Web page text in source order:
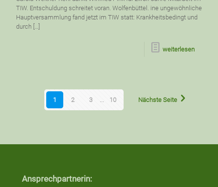
TIW. Entschuldung schreitet voran. Wolfenbüttel. ine ungewöhnliche
Hauptversammlung fand jetzt im TIW statt: Krankheitsbedingt und
durch […]
weiterlesen
1 2 3 10 Nächste Seite
Ansprechpartnerin: